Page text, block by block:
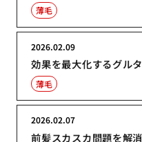
薄毛
効果を最大化するグル
2026.02.09
薄毛
前髪スカスカ問題を解
2026.02.07